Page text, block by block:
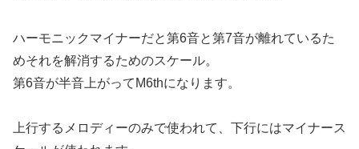
ハーモニックマイナーだと第6音と第7音が離れているた
めそれを解消するためのスケール。
第6音が半音上がってM6thになります。
上行するメロディーのみで使われて、下行にはマイナース